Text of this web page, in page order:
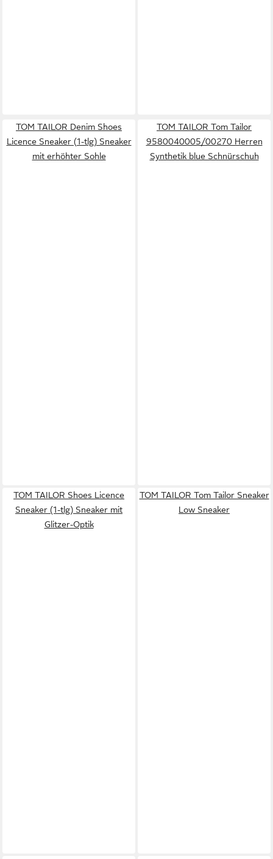
TOM TAILOR Denim Shoes
Licence Sneaker (1-tlg) Sneaker
mit erhöhter Sohle
TOM TAILOR Tom Tailor
9580040005/00270 Herren
Synthetik blue Schnürschuh
TOM TAILOR Shoes Licence
Sneaker (1-tlg) Sneaker mit
Glitzer-Optik
TOM TAILOR Tom Tailor Sneaker
Low Sneaker